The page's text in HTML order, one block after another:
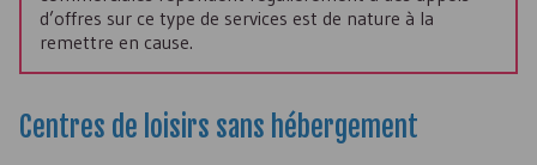
d’offres sur ce type de services est de nature à la
remettre en cause.
Centres de loisirs sans hébergement